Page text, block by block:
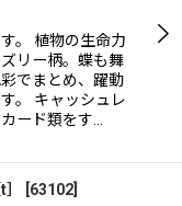
。 植物の生命力
リー柄。蝶も舞
でまとめ、躍動
。 キャッシュレ
ード類をす…
[63102]